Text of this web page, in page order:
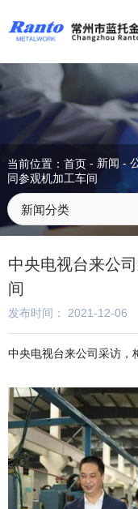
当前位置：首页 - 新闻 -
同参观机加工车间
新闻分类
中央电视台来公
间
发布时间： 2021-12-06
中央电视台来公司采访，